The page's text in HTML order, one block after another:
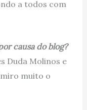
a todos com
causa do blog?
Duda Molinos e
muito o